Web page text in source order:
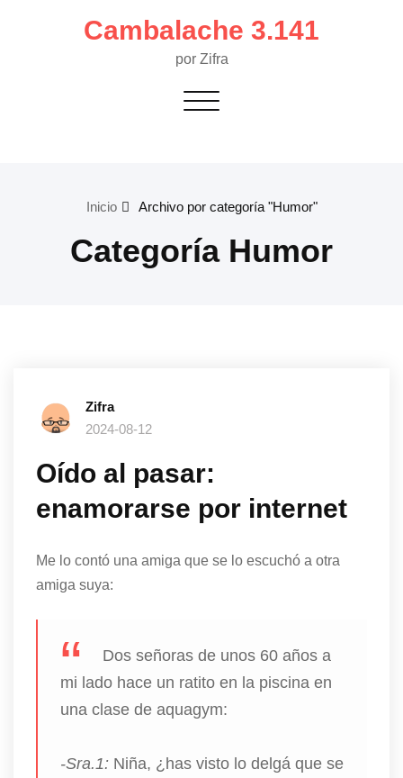
Cambalache 3.141
por Zifra
Alternar navegación
Inicio Archivo por categoría "Humor"
Categoría Humor
Zifra
2024-08-12
Oído al pasar:
enamorarse por internet
Me lo contó una amiga que se lo escuchó a otra
amiga suya:
Dos señoras de unos 60 años a
mi lado hace un ratito en la piscina en
una clase de aquagym:
-Sra.1: Niña, ¿has visto lo delgá que se